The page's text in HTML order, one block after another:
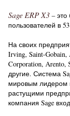
Sage ERP X3 – это
пользователей в
На своих
Irving, Saint-
Corporation, Arento,
другие. Система
мировым лидером
растущими
компания Sage